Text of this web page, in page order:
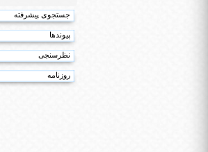
جستجوی پیشرفته
پیوندها
نظرسنجی
روزنامه